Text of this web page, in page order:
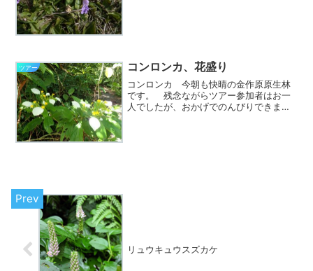
ツアー コンロンカ、花盛り
コンロンカ 今朝も快晴の金作原原生林
です。 残念ながらツアー参加者はお一
人でしたが、おかげでのんびりできまし
リュウキュウスズカケ